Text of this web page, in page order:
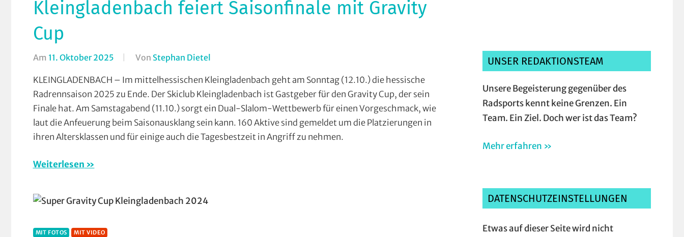
Kleingladenbach feiert Saisonfinale mit Gravity
Cup
Am 11. Oktober 2025 Von Stephan Dietel
Kleingladenbach,
Mountainbike,
Orte,
TV
Erda ,
KLEINGLADENBACH – Im mittelhessischen Kleingladenbach geht am Sonntag (12.10.) die hessische
Radrennsaison 2025 zu Ende. Der Skiclub Kleingladenbach ist Gastgeber für den Gravity Cup, der sein
Finale hat. Am Samstagabend (11.10.) sorgt ein Dual-Slalom-Wettbewerb für einen Vorgeschmack, wie
laut die Anfeuerung beim Saisonausklang sein kann. 160 Aktive sind gemeldet um die Platzierungen in
ihren Altersklassen und für einige auch die Tagesbestzeit in Angriff zu nehmen.
Weiterlesen
MIT FOTOS MIT VIDEO
UNSER REDAKTIONSTEAM
Unsere Begeisterung gegenüber des
Radsports kennt keine Grenzen. Ein
Team. Ein Ziel. Doch wer ist das Team?
Mehr erfahren »
DATENSCHUTZEINSTELLUNGEN
Etwas auf dieser Seite wird nicht